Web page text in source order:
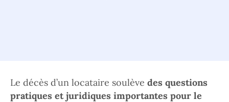
Le décès d’un locataire soulève des questions
pratiques et juridiques importantes pour le